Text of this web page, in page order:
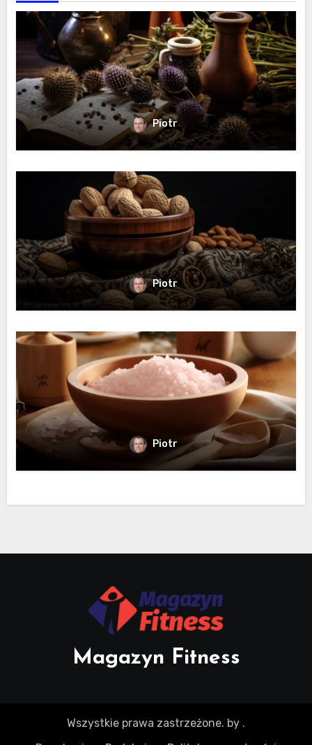
Piotr
Piotr
Piotr
Magazyn Fitness
Wszystkie prawa zastrzeżone. by .